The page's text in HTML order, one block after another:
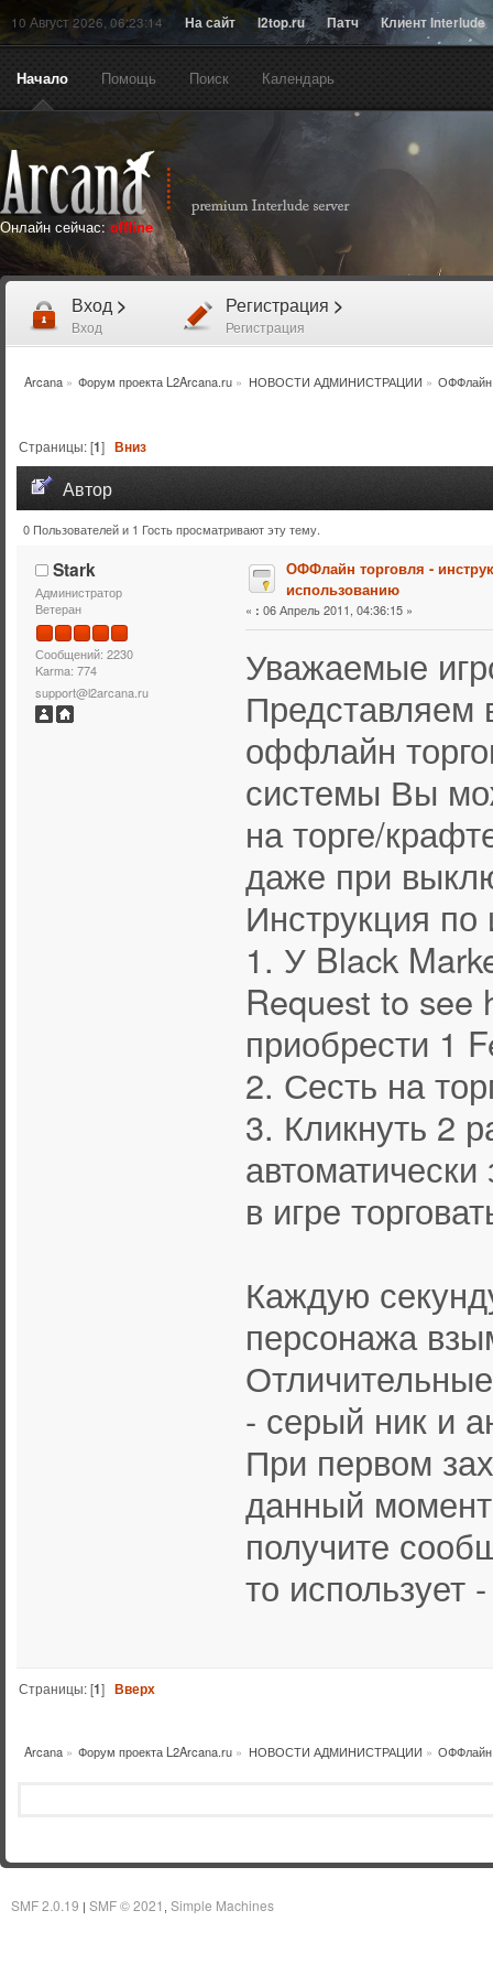
10 Август 2026, 06:23:14 На сайт l2top.ru Патч Клиент Interlude
Начало Помощь Поиск Календарь
Онлайн сейчас: offline
Вход >
Вход
Регистрация >
Регистрация
Arcana» Форум проекта L2Arcana.ru » НОВОСТИ АДМИНИСТРАЦИИ » ОФФлайн
Страницы: [1]Вниз
Автор
Тема: ОФФлайн торговля - инструкция по
0 Пользователей и 1 Гость просматривают эту тему.
Stark
Администратор
Ветеран
Сообщений: 2230
Karma: 774
support@l2arcana.ru
ОФФлайн торговля -
использованию
« : 06 Апрель 2011, 04:36:15 »
Уважаемые
оффлайн
системы Вы
на торге/
даже при
Инструкция
1. У Black
Request to see
приобрести 1
2. Сесть на
3. Кликнуть 2
в игре
Каждую
персонажа
- серый ник и
При первом
данный
получите
то использует
Страницы: [1]Вверх
Arcana» Форум проекта L2Arcana.ru » НОВОСТИ АДМИНИСТРАЦИИ » ОФФлайн
SMF 2.0.19 | SMF © 2021 Simple Machines